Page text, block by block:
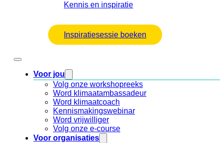
Kennis en inspiratie
Inspiratiesessie boeken
Voor jou
Volg onze workshopreeks
Word klimaatambassadeur
Word klimaatcoach
Kennismakingswebinar
Word vrijwilliger
Volg onze e-course
Voor organisaties